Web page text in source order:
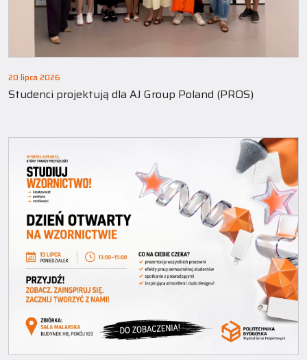
20 lipca 2026
Studenci projektują dla AJ Group Poland (PROS)